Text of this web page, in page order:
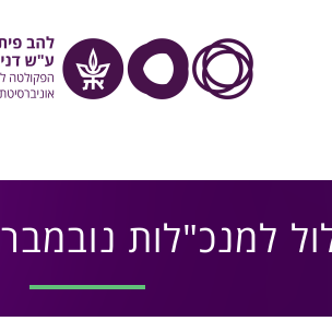
למנכ"לות נובמבר 2026 – רגיל